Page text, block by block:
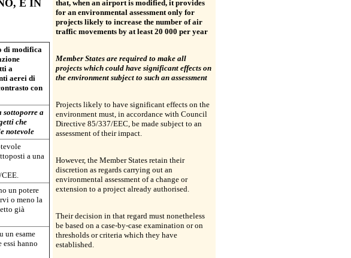
È IN
di modifica
a
aerei di
con
sottoporre a
che
notevole
a una
un potere
o meno la
già
un esame
essi hanno
that, when an airport is modified, it provides
for an environmental assessment only for
projects likely to increase the number of air
traffic movements by at least 20 000 per year
Member States are required to make all
projects which could have significant effects on
the environment subject to such an assessment
Projects likely to have significant effects on the
environment must, in accordance with Council
Directive 85/337/EEC, be made subject to an
assessment of their impact.
However, the Member States retain their
discretion as regards carrying out an
environmental assessment of a change or
extension to a project already authorised.
Their decision in that regard must nonetheless
be based on a case-by-case examination or on
thresholds or criteria which they have
established.